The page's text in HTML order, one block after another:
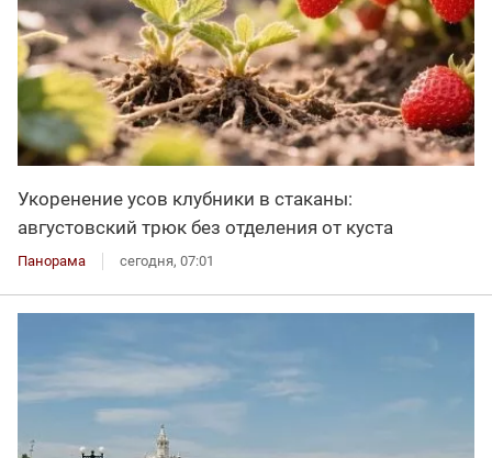
Укоренение усов клубники в стаканы:
августовский трюк без отделения от куста
Панорама сегодня, 07:01